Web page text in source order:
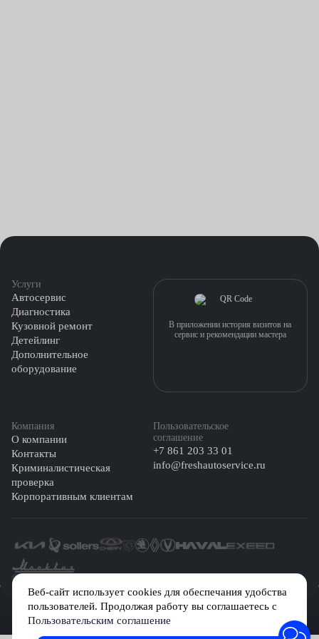
Веб-сайт использует cookies для обеспечания удобства
пользователей. Продолжая работу вы соглашаетесь с
Пользовательским соглашение
Услуги
Автосервис
Диагностика
Кузовной ремонт
Детейлинг
Дополнительное
оборудование
Компания
О компании
Контакты
Криминалистическая
проверка
Корпоративным клиентам
Пользовательское
соглашение
+7 861 203 33 01
info@freshautoservice.ru
В приложении история визитов на
сервис и рекомендации мастера
©️ 2026 Fresh Auto
Сетевое издание «Первый автомобильный маркетплейс» зарегистрировано
Решением Федеральной службы по надзору в сфере связи, информационных
технологий и массовых коммуникаций (Роскомнадзор) № Эл № ФС77-84512 от